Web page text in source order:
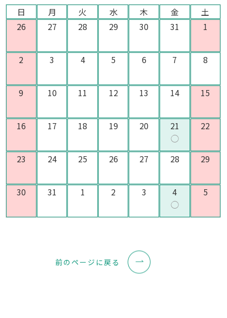
日 月 火 水 木 金
土
26
27 28 29 30 31 1
2 3 4 5 6 7 8
9 10 11 12 13 14 15
16 17 18 19 20 21
◯
22
23 24 25 26 27 28 29
30 31 1 2 3 4
◯
5
前のページに戻る